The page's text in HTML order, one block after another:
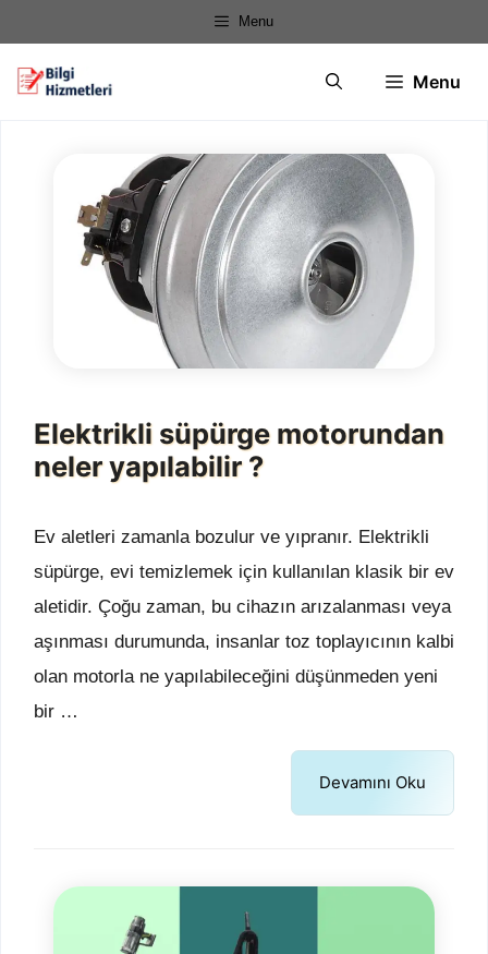
atla
Menu
Menu
Elektrikli süpürge motorundan
neler yapılabilir ?
Ev aletleri zamanla bozulur ve yıpranır. Elektrikli
süpürge, evi temizlemek için kullanılan klasik bir ev
aletidir. Çoğu zaman, bu cihazın arızalanması veya
aşınması durumunda, insanlar toz toplayıcının kalbi
olan motorla ne yapılabileceğini düşünmeden yeni
bir …
Devamını Oku